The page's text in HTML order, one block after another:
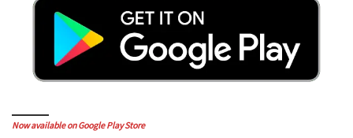
Now available on Google Play Store